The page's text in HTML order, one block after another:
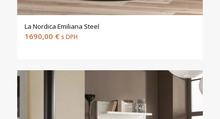
La Nordica Emiliana Steel
1690,00 € s DPH